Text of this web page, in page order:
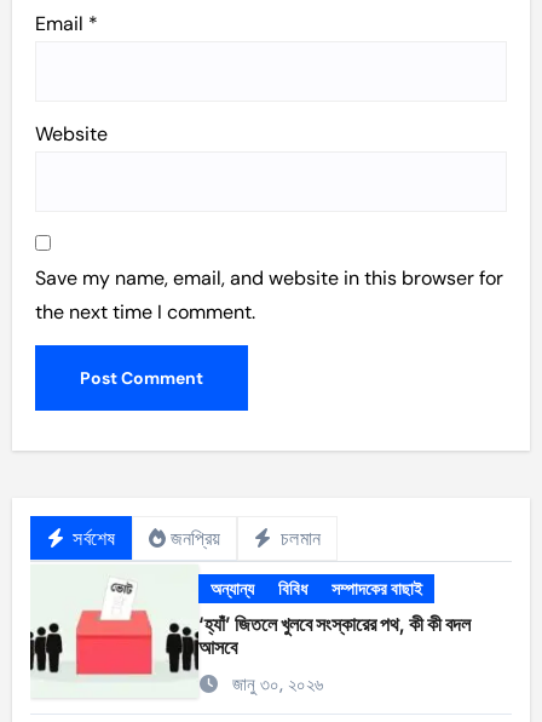
Email *
Website
Save my name, email, and website in this browser for
the next time I comment.
সর্বশেষ জনপ্রিয় চলমান
অন্যান্য বিবিধ সম্পাদকের বাছাই
‘হ্যাঁ’ জিতলে খুলবে সংস্কারের পথ, কী কী বদল
আসবে
জানু ৩০, ২০২৬